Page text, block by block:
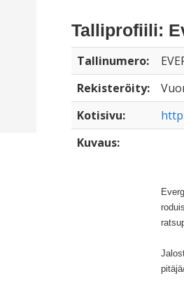
Talliprofiili:
Tallinumero:
Rekisteröity:
Kotisivu:
Kuvaus: